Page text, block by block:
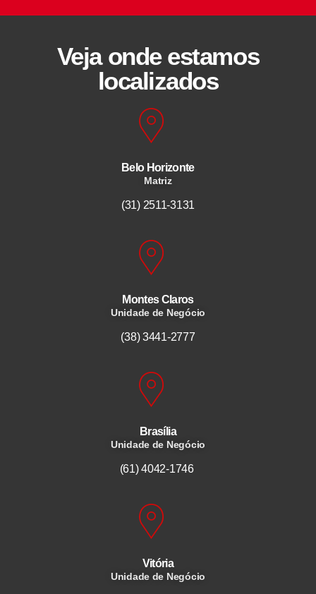
Veja onde estamos
localizados
Belo Horizonte
Matriz
(31) 2511-3131
Montes Claros
Unidade de Negócio
(38) 3441-2777
Brasília
Unidade de Negócio
(61) 4042-1746
Vitória
Unidade de Negócio